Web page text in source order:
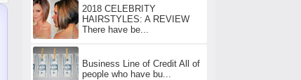
2018 CELEBRITY
HAIRSTYLES: A REVIEW
There have be...
Business Line of Credit All of
people who have bu...